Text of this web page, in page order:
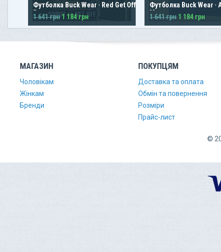
Футболка Buck Wear · Red Get Off The
Pot
1 641 грн1 184 грн
Футболка Buck Wear ·
Management
1 641 грн 1 184 грн
МАГАЗИН
Чоловікам
Жінкам
Бренди
ПОКУПЦЯМ
Доставка та оплата
Обмін та повернення
Розміри
Прайс-лист
©